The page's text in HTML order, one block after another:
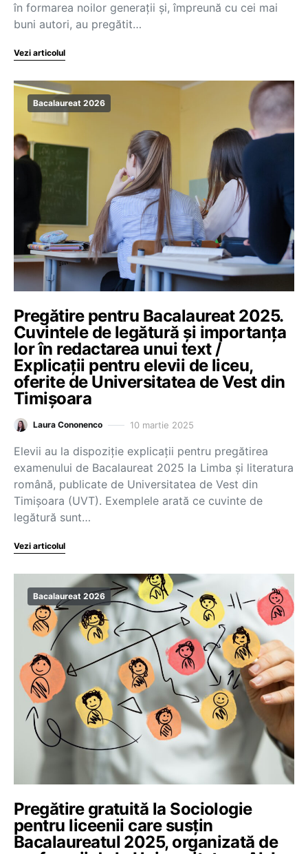
în formarea noilor generații și, împreună cu cei mai
buni autori, au pregătit…
Vezi articolul
Bacalaureat 2026
Pregătire pentru Bacalaureat 2025.
Cuvintele de legătură și importanța
lor în redactarea unui text /
Explicații pentru elevii de liceu,
oferite de Universitatea de Vest din
Timișoara
Laura Cononenco 10 martie 2025
Elevii au la dispoziție explicații pentru pregătirea
examenului de Bacalaureat 2025 la Limba și literatura
română, publicate de Universitatea de Vest din
Timișoara (UVT). Exemplele arată ce cuvinte de
legătură sunt…
Vezi articolul
Bacalaureat 2026
Pregătire gratuită la Sociologie
pentru liceenii care susțin
Bacalaureatul 2025, organizată de